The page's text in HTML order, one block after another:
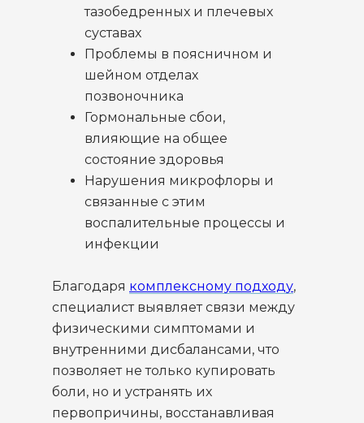
тазобедренных и плечевых
суставах
Проблемы в поясничном и
шейном отделах
позвоночника
Гормональные сбои,
влияющие на общее
состояние здоровья
Нарушения микрофлоры и
связанные с этим
воспалительные процессы и
инфекции
Благодаря комплексному подходу,
специалист выявляет связи между
физическими симптомами и
внутренними дисбалансами, что
позволяет не только купировать
боли, но и устранять их
первопричины, восстанавливая